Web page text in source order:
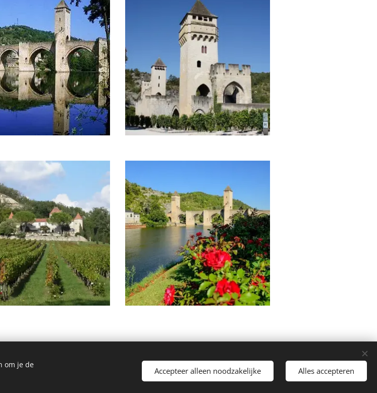
om je de
Accepteer alleen noodzakelijke Alles accepteren